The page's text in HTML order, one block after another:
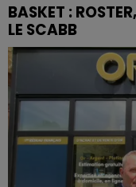
BASKET :
LE SCABB